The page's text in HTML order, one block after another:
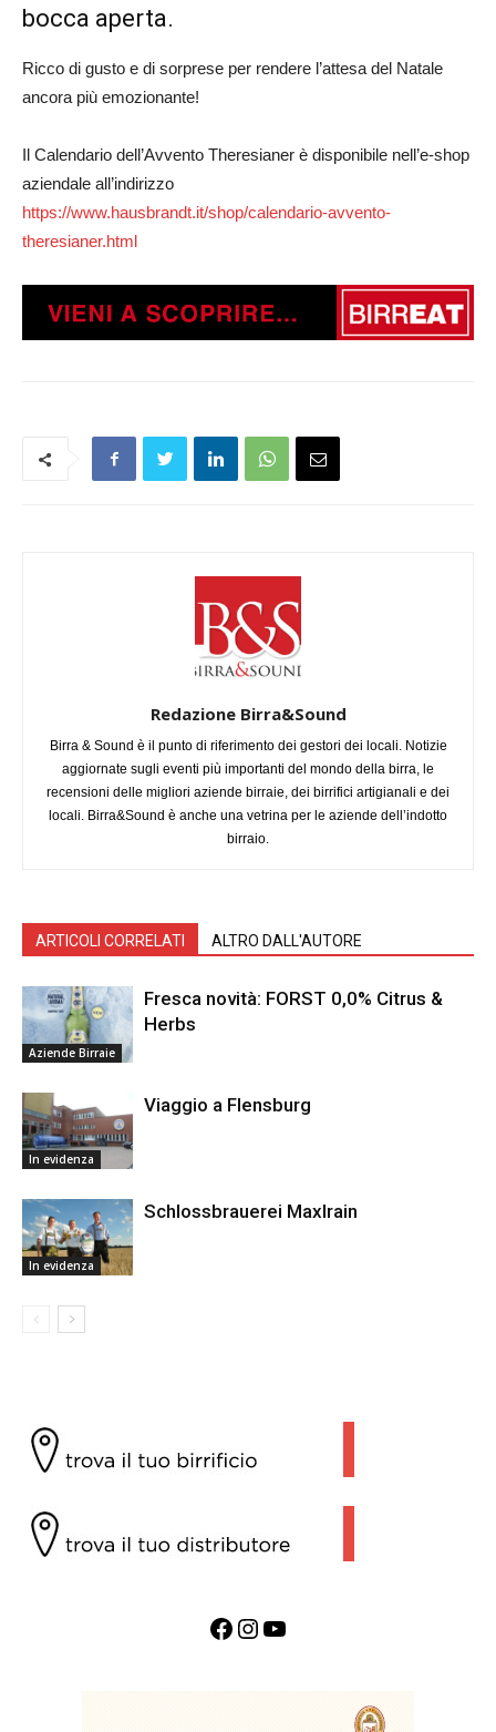
bocca aperta.
Ricco di gusto e di sorprese per rendere l’attesa del Natale
ancora più emozionante!
Il Calendario dell’Avvento Theresianer è disponibile nell’e-shop
aziendale all’indirizzo
https://www.hausbrandt.it/shop/calendario-avvento-
theresianer.html
Redazione Birra&Sound
Birra & Sound è il punto di riferimento dei gestori dei locali. Notizie
aggiornate sugli eventi più importanti del mondo della birra, le
recensioni delle migliori aziende birraie, dei birrifici artigianali e dei
locali. Birra&Sound è anche una vetrina per le aziende dell’indotto
birraio.
ARTICOLI CORRELATI ALTRO DALL'AUTORE
Aziende Birraie
Fresca novità: FORST 0,0% Citrus &
Herbs
In evidenza
Viaggio a Flensburg
In evidenza
Schlossbrauerei Maxlrain
Facebook InstagramYouTube